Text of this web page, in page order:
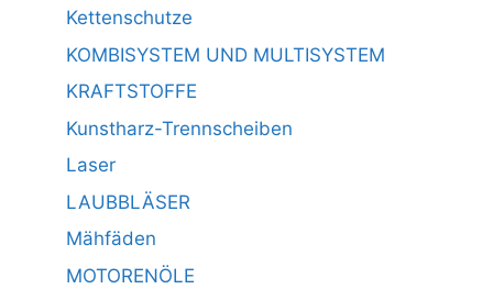
Kettenschutze
KOMBISYSTEM UND MULTISYSTEM
KRAFTSTOFFE
Kunstharz-Trennscheiben
Laser
LAUBBLÄSER
Mähfäden
MOTORENÖLE